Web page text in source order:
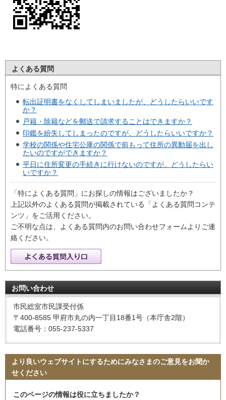
よくある質問
特によくある質問
転出証明書をなくしてしまいましたが、どうしたらいいです
か？
戸籍・除籍などを郵送で請求することはできますか？
印鑑を紛失してしまったのですが、どうしたらいいですか？
学校の関係や住宅公庫の関係で前もって住所の異動届を出し
たいのですができますか？
平日に住所変更の手続きに行けないのですが、どうしたらい
いですか？
「特によくある質問」にお探しの情報はございましたか？
上記以外のよくある質問が掲載されている「よくある質問コンテ
ンツ」をご活用ください。
ご不明な点は、よくある質問内のお問い合わせフォームよりご連
絡ください。
お問い合わせ
市民総室市民課受付係
〒400-8585 甲府市丸の内一丁目18番1号（本庁舎2階）
電話番号：055-237-5337
より良いウェブサイトにするためにみなさまのご意見をお聞か
せください
このページの情報は役に立ちましたか？